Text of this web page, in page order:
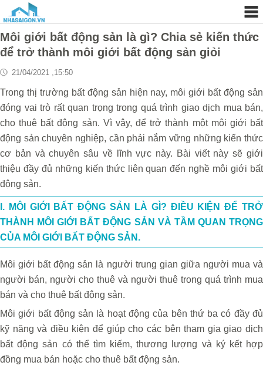
Môi giới bất động sản là gì? Chia sẻ kiến thức
để trở thành môi giới bất động sản giỏi
21/04/2021 ,15:50
Trong thị trường bất động sản hiện nay, môi giới bất động sản
đóng vai trò rất quan trọng trong quá trình giao dịch mua bán,
cho thuê bất động sản. Vì vậy, để trở thành một môi giới bất
động sản chuyên nghiệp, cần phải nắm vững những kiến thức
cơ bản và chuyên sâu về lĩnh vực này. Bài viết này sẽ giới
thiệu đầy đủ những kiến thức liên quan đến nghề môi giới bất
động sản.
I. MÔI GIỚI BẤT ĐỘNG SẢN LÀ GÌ? ĐIỀU KIỆN ĐỂ TRỞ
THÀNH MÔI GIỚI BẤT ĐỘNG SẢN VÀ TẦM QUAN TRỌNG
CỦA MÔI GIỚI BẤT ĐỘNG SẢN.
Môi giới bất động sản là người trung gian giữa người mua và
người bán, người cho thuê và người thuê trong quá trình mua
bán và cho thuê bất động sản.
Môi giới bất động sản là hoạt động của bên thứ ba có đầy đủ
kỹ năng và điều kiện để giúp cho các bên tham gia giao dịch
bất động sản có thể tìm kiếm, thương lượng và ký kết hợp
đồng mua bán hoặc cho thuê bất động sản.